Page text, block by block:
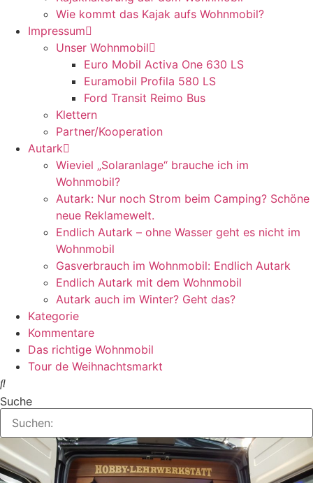
Wie kommt das Kajak aufs Wohnmobil?
Impressum
Unser Wohnmobil
Euro Mobil Activa One 630 LS
Euramobil Profila 580 LS
Ford Transit Reimo Bus
Klettern
Partner/Kooperation
Autark
Wieviel „Solaranlage“ brauche ich im
Wohnmobil?
Autark: Nur noch Strom beim Camping? Schöne
neue Reklamewelt.
Endlich Autark – ohne Wasser geht es nicht im
Wohnmobil
Gasverbrauch im Wohnmobil: Endlich Autark
Endlich Autark mit dem Wohnmobil
Autark auch im Winter? Geht das?
Kategorie
Kommentare
Das richtige Wohnmobil
Tour de Weihnachtsmarkt
Suche